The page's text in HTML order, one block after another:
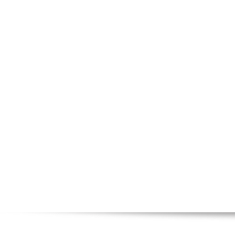
Ventes avec un